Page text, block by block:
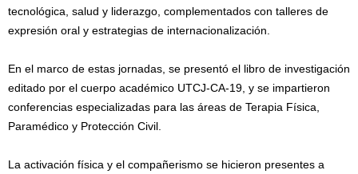
tecnológica, salud y liderazgo, complementados con talleres de
expresión oral y estrategias de internacionalización.
En el marco de estas jornadas, se presentó el libro de investigación
editado por el cuerpo académico UTCJ-CA-19, y se impartieron
conferencias especializadas para las áreas de Terapia Física,
Paramédico y Protección Civil.
La activación física y el compañerismo se hicieron presentes a